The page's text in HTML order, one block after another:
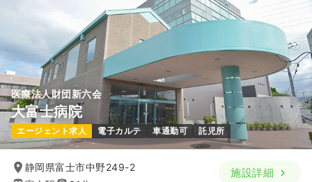
担当業務未経験可
ブランク可 時給1,800円以上可
気になる 詳細を見る
日勤のみ（常勤） 一時募集休止
給与 21.0〜35.0万円/月 賞与3回
※一例
時間 8:00～16:30（休憩60分）
4週8休以上
担当業務未経験可
医療法人財団新六会
大富士病院
エージェント求人 電子カルテ 車通勤可 託児所
静岡県富士市中野249-2
施設詳細